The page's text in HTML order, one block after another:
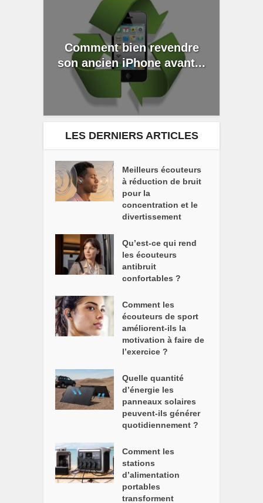
Comment bien revendre
son ancien iPhone avant...
LES DERNIERS ARTICLES
Meilleurs écouteurs
à réduction de bruit
pour la
concentration et le
divertissement
Qu’est-ce qui rend
les écouteurs
antibruit
confortables ?
Comment les
écouteurs de sport
améliorent-ils la
motivation à faire de
l’exercice ?
Quelle quantité
d’énergie les
panneaux solaires
peuvent-ils générer
quotidiennement ?
Comment les
stations
d’alimentation
portables
transforment